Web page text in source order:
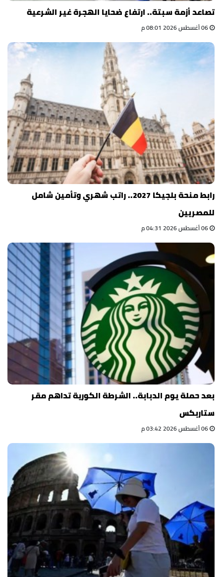
تصاعد أزمة سبتة.. ارتفاع ضحايا الهجرة غير الشرعية
رابط منحة بلجيكا 2027.. راتب شهري وتأمين شامل
للمصريين
بعد حملة يوم الدبابة.. الشرطة الكورية تداهم مقر
ستاربكس